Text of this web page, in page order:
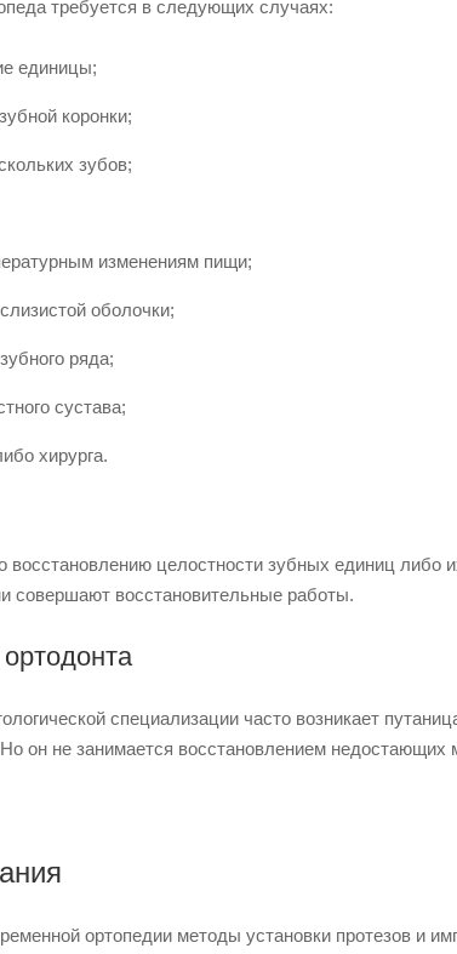
требуется в следующих случаях:
единицы;
коронки;
зубов;
изменениям пищи;
оболочки;
ряда;
сустава;
хирурга.
целостности зубных единиц либо
совершают восстановительные работы.
специализации часто возникает
он не занимается восстановлением недостающих
ортопедии методы установки протезов и